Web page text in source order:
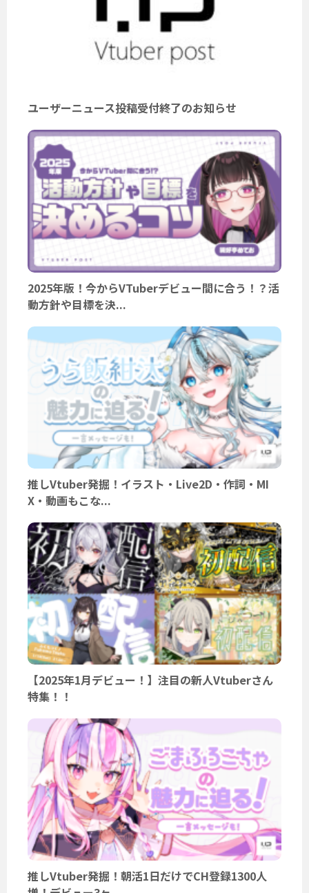
ユーザーニュース投稿受付終了のお知らせ
2025年版！今からVTuberデビュー間に合う！？活
動方針や目標を決...
推しVtuber発掘！イラスト・Live2D・作詞・MI
X・動画もこな...
【2025年1月デビュー！】注目の新人Vtuberさん
特集！！
推しVtuber発掘！朝活1日だけでCH登録1300人